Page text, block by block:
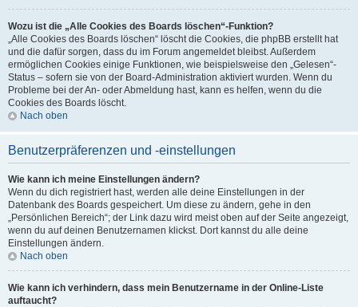
Wozu ist die „Alle Cookies des Boards löschen“-Funktion?
„Alle Cookies des Boards löschen“ löscht die Cookies, die phpBB erstellt hat
und die dafür sorgen, dass du im Forum angemeldet bleibst. Außerdem
ermöglichen Cookies einige Funktionen, wie beispielsweise den „Gelesen“-
Status – sofern sie von der Board-Administration aktiviert wurden. Wenn du
Probleme bei der An- oder Abmeldung hast, kann es helfen, wenn du die
Cookies des Boards löscht.
Nach oben
Benutzerpräferenzen und -einstellungen
Wie kann ich meine Einstellungen ändern?
Wenn du dich registriert hast, werden alle deine Einstellungen in der
Datenbank des Boards gespeichert. Um diese zu ändern, gehe in den
„Persönlichen Bereich“; der Link dazu wird meist oben auf der Seite angezeigt,
wenn du auf deinen Benutzernamen klickst. Dort kannst du alle deine
Einstellungen ändern.
Nach oben
Wie kann ich verhindern, dass mein Benutzername in der Online-Liste
auftaucht?